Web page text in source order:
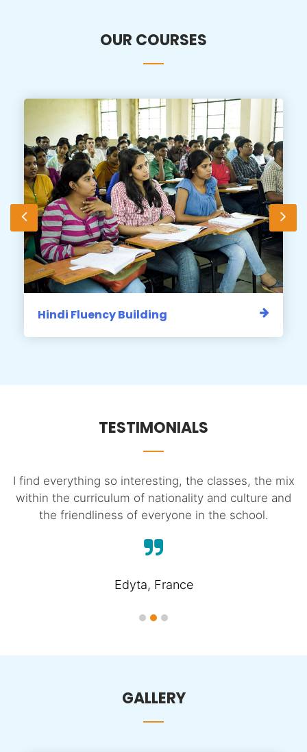
OUR COURSES
Hindi Fluency Building
TESTIMONIALS
I find everything so interesting, the classes, the mix
within the curriculum of nationality and culture and
the friendliness of everyone in the school.
Edyta, France
GALLERY